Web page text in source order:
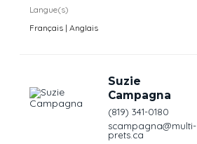
Langue(s)
Français | Anglais
Suzie
Campagna
(819) 341-0180
scampagna@multi-
prets.ca